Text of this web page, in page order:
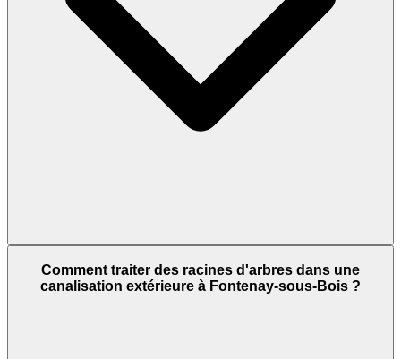
Comment traiter des racines d'arbres dans une
canalisation extérieure à Fontenay-sous-Bois ?